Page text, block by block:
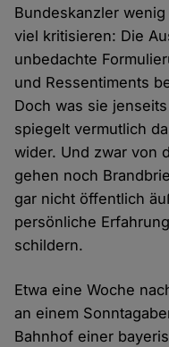
Bundeskanzler
viel kritisieren: Die
unbedachte
und Ressentiments
Doch was sie
spiegelt vermutlich
wider. Und zwar von
gehen noch
gar nicht öffentlich
persönliche
schildern.
Etwa eine Woche
an einem
Bahnhof einer